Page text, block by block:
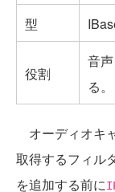
型
役割
音
る。
オーディオキ
取得するフィル
を追加する前に